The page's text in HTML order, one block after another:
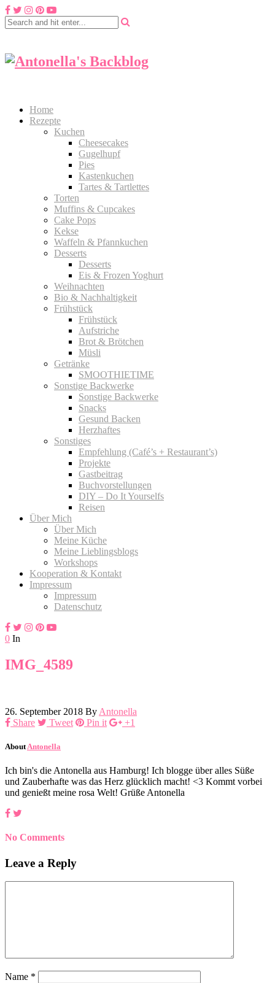
Home
Rezepte
Kuchen
Cheesecakes
Gugelhupf
Pies
Kastenkuchen
Tartes & Tartlettes
Torten
Muffins & Cupcakes
Cake Pops
Kekse
Waffeln & Pfannkuchen
Desserts
Desserts
Eis & Frozen Yoghurt
Weihnachten
Bio & Nachhaltigkeit
Frühstück
Frühstück
Aufstriche
Brot & Brötchen
Müsli
Getränke
SMOOTHIETIME
Sonstige Backwerke
Sonstige Backwerke
Snacks
Gesund Backen
Herzhaftes
Sonstiges
Empfehlung (Café’s + Restaurant’s)
Projekte
Gastbeitrag
Buchvorstellungen
DIY – Do It Yourselfs
Reisen
Über Mich
Über Mich
Meine Küche
Meine Lieblingsblogs
Workshops
Kooperation & Kontakt
Impressum
Impressum
Datenschutz
0 In
IMG_4589
26. September 2018 By Antonella
Share
Tweet Pin it +1
About Antonella
Ich bin's die Antonella aus Hamburg! Ich blogge über alles Süße
und Zauberhafte was das Herz glücklich macht! <3 Kommt vorbei
und genießt meine rosa Welt! Grüße Antonella
No Comments
Leave a Reply
Name *